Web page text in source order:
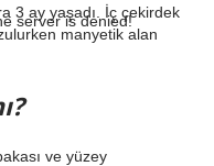
3 ay yaşadı. İç çekirdek
manyetik alan
ve yüzey
server is denied!